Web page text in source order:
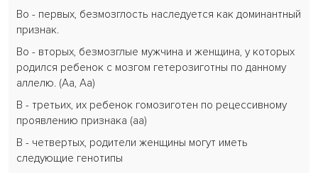
Во - первых, безмозглость наследуется как доминантный
признак.
Во - вторых, безмозглые мужчина и женщина, у которых
родился ребенок с мозгом гетерозиготны по данному
аллелю. (Аа, Аа)
В - третьих, их ребенок гомозиготен по рецессивному
проявлению признака (аа)
В - четвертых, родители женщины могут иметь
следующие генотипы